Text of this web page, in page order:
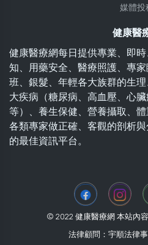
媒體投
健康醫
健康醫療網每日提供專業、即
知、用藥安全、醫療照護、專
班、銀髮、年輕各大族群的生
大疾病（糖尿病、高血壓、心
等）、養生保健、營養攝取、
各類專家做正確、客觀的剖析
的最佳資訊平台。
© 2022 健康醫療網 本站內
法律顧問：宇順法律